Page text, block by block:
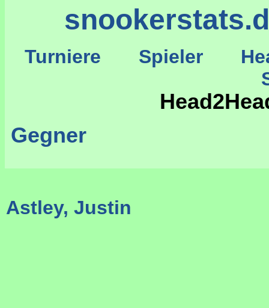
Turniere Spieler
Gegner
Astley, Justin